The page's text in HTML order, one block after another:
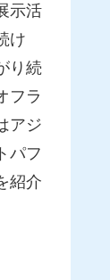
示活
け
り続
フラ
アジ
パフ
紹介